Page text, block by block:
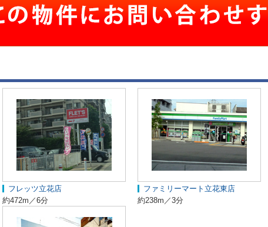
フレッツ立花店
約472m／6分
ファミリーマート立花東店
約238m／3分